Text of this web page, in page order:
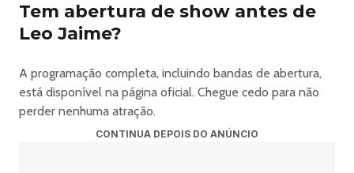
vão apresentar um showzaço especial nessa edição.
O espaço é ultra confortável, tem acesso ao front stage e
com mais comodidade.
Aqui você encontra bar de drinques, praça de
alimentação independente e tem acesso a banheiros
Tem abertura de show antes de
Leo Jaime?
A programação completa, incluindo bandas de abertura,
está disponível na página oficial. Chegue cedo para não
perder nenhuma atração.
CONTINUA DEPOIS DO ANÚNCIO